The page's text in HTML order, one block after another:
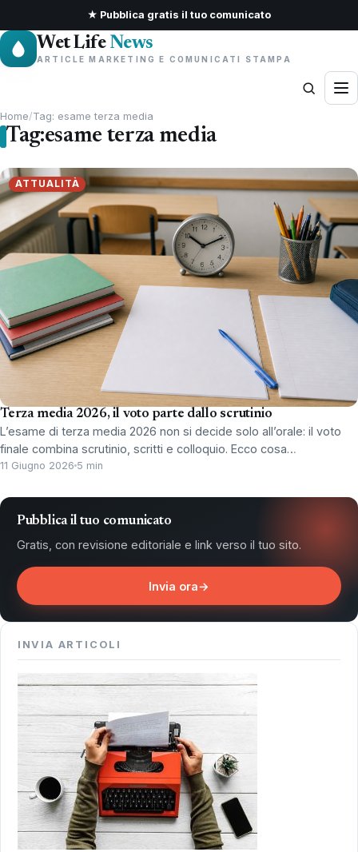
★ Pubblica gratis il tuo comunicato
Wet Life News
ARTICLE MARKETING E COMUNICATI STAMPA
Home/Tag: esame terza media
Tag:esame terza media
ATTUALITÀ
Terza media 2026, il voto parte dallo scrutinio
L’esame di terza media 2026 non si decide solo all’orale: il voto
finale combina scrutinio, scritti e colloquio. Ecco cosa…
11 Giugno 2026 5 min
Pubblica il tuo comunicato
Gratis, con revisione editoriale e link verso il tuo sito.
Invia ora→
INVIA ARTICOLI